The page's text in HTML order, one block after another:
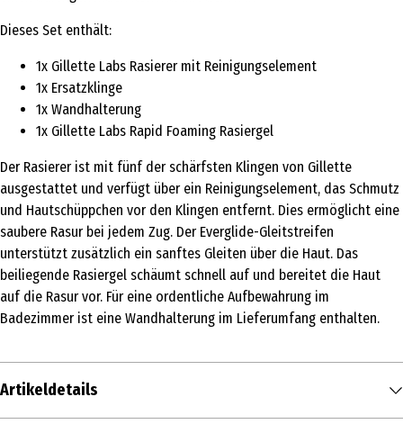
Dieses Set enthält:
1x Gillette Labs Rasierer mit Reinigungselement
1x Ersatzklinge
1x Wandhalterung
1x Gillette Labs Rapid Foaming Rasiergel
Der Rasierer ist mit fünf der schärfsten Klingen von Gillette
ausgestattet und verfügt über ein Reinigungselement, das Schmutz
und Hautschüppchen vor den Klingen entfernt. Dies ermöglicht eine
saubere Rasur bei jedem Zug. Der Everglide-Gleitstreifen
unterstützt zusätzlich ein sanftes Gleiten über die Haut. Das
beiliegende Rasiergel schäumt schnell auf und bereitet die Haut
auf die Rasur vor. Für eine ordentliche Aufbewahrung im
Badezimmer ist eine Wandhalterung im Lieferumfang enthalten.
Artikeldetails